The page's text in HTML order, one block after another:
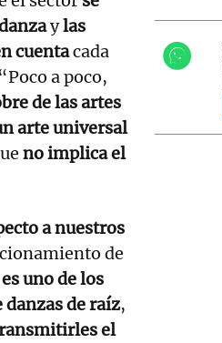
ylas
cuentacada
a poco,
de las artes
arte universal
no implica el
a nuestros
de
uno de los
de raíz,
el